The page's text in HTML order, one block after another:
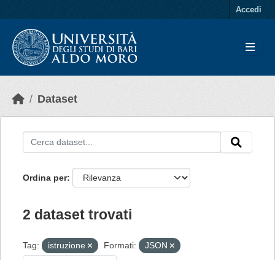
Accedi
Dataset
Ordina per
2 dataset trovati
Tag: istruzione Formati: JSON